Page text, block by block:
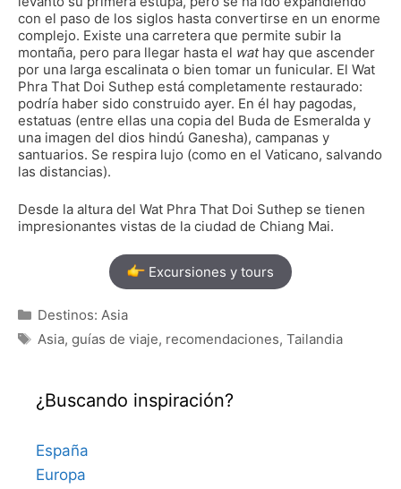
con el paso de los siglos hasta convertirse en un enorme
complejo. Existe una carretera que permite subir la
montaña, pero para llegar hasta el wathay que ascender
por una larga escalinata o bien tomar un funicular. El Wat
Phra That Doi Suthep está completamente restaurado:
podría haber sido construido ayer. En él hay pagodas,
estatuas (entre ellas una copia del Buda de Esmeralda y
una imagen del dios hindú Ganesha), campanas y
santuarios. Se respira lujo (como en el Vaticano, salvando
las distancias).
Desde la altura del Wat Phra That Doi Suthep se tienen
impresionantes vistas de la ciudad de Chiang Mai.
Excursiones y tours
Categorías
Destinos: Asia
Etiquetas
Asia, guías de viaje, recomendaciones, Tailandia
¿Buscando inspiración?
España
Europa